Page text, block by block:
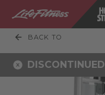
BACK TO
DISCONTINUED